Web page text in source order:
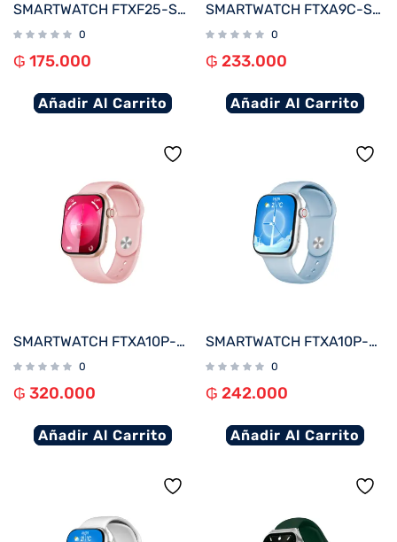
SMARTWATCH FTXF25-SVG 50MM PLATA/GRIS ANDROID/IOS/BT/FREC. CARD
0
₲ 175.000
Añadir Al Carrito
SMARTWATCH FTXA9C-SVW 46MM PLATA/GRIS ANDROID/IOS/BT/FREC. CARD
0
₲ 233.000
Añadir Al Carrito
SMARTWATCH FTXA10P-RGPK 48MM ROSE GOLD/ROSA ANDROID/IOS/BT/FREC. CARD
0
₲ 320.000
Añadir Al Carrito
SMARTWATCH FTXA10P-SVLB 48MM PLATA/AZUL CLARO ANDROID/IOS/BT/FREC. CARD
0
₲ 242.000
Añadir Al Carrito